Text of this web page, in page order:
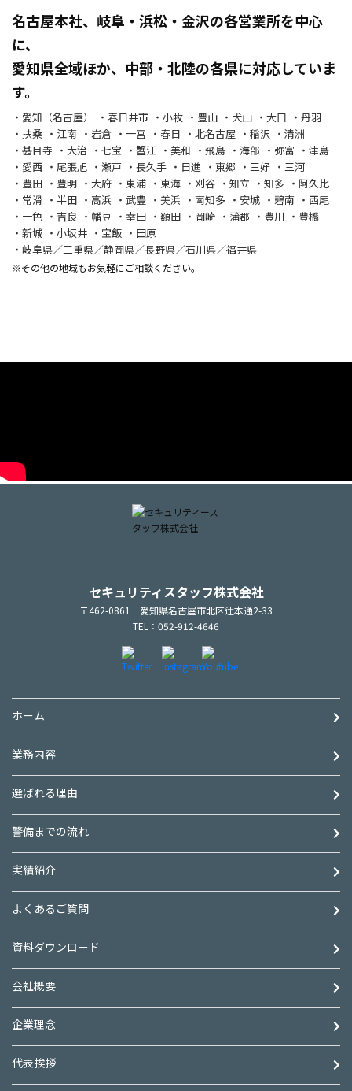
名古屋本社、岐阜・浜松・金沢の各営業所を中心
に、
愛知県全域ほか、中部・北陸の各県に対応していま
す。
愛知（名古屋） 春日井市 小牧 豊山 犬山 大口
丹羽
扶桑
江南 岩倉 一宮 春日 北名古屋 稲沢
清洲
甚目寺
大治 七宝 蟹江 美和 飛島 海部 弥富
津島
愛西
尾張旭 瀬戸 長久手 日進 東郷 三好
三河
豊田
豊明 大府 東浦 東海 刈谷 知立 知多
阿久比
常滑
半田 高浜 武豊 美浜 南知多 安城 碧南
西尾
一色
吉良 幡豆 幸田 額田 岡崎 蒲郡 豊川
豊橋
新城
小坂井 宝飯
田原
岐阜県／三重県／静岡県／長野県／石川県／福井県
※その他の地域もお気軽にご相談ください。
セキュリティスタッフ株式会社
〒462-0861 愛知県名古屋市北区辻本通2-33
TEL：052-912-4646
ホーム
業務内容
選ばれる理由
警備までの流れ
実績紹介
よくあるご質問
資料ダウンロード
会社概要
企業理念
代表挨拶